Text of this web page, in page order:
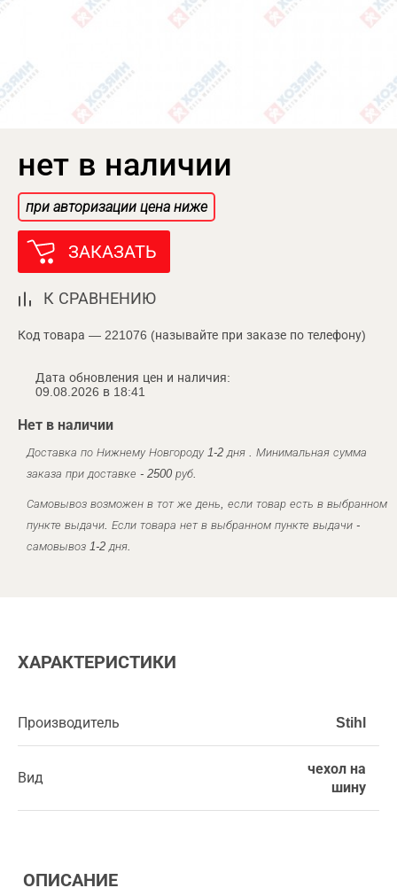
нет в наличии
при авторизации цена ниже
ЗАКАЗАТЬ
К СРАВНЕНИЮ
Код товара — 221076 (называйте при заказе по телефону)
Дата обновления цен и наличия:
09.08.2026 в 18:41
Нет в наличии
Доставка по Нижнему Новгороду 1-2 дня . Минимальная сумма
заказа при доставке - 2500 руб.
Самовывоз возможен в тот же день, если товар есть в выбранном
пункте выдачи. Если товара нет в выбранном пункте выдачи -
самовывоз 1-2 дня.
ХАРАКТЕРИСТИКИ
Производитель Stihl
Вид
чехол на
шину
ОПИСАНИЕ